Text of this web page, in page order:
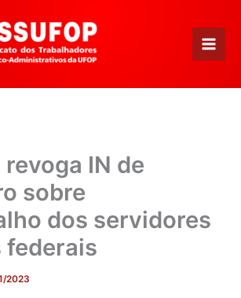
IN de
sobre
dos servidores
federais
2023